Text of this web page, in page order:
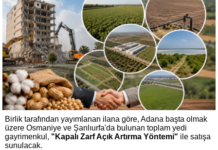
Birlik tarafından yayımlanan ilana göre, Adana başta olmak
üzere Osmaniye ve Şanlıurfa'da bulunan toplam yedi
gayrimenkul, "Kapalı Zarf Açık Artırma Yöntemi" ile satışa
sunulacak.